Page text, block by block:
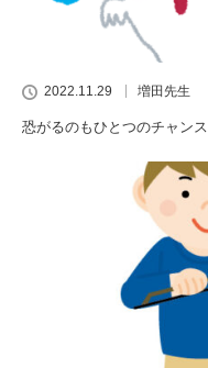
2022.11.29 増田先生
恐がるのもひとつのチャンス